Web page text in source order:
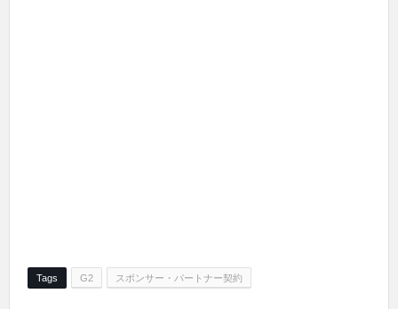
Tags G2 スポンサー・パートナー契約